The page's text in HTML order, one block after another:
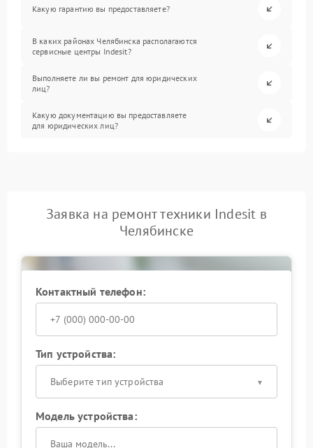
Какую гарантию вы предоставляете?
В каких районах Челябинска располагаются
сервисные центры Indesit?
Выполняете ли вы ремонт для юридических
лиц?
Какую документацию вы предоставляете
для юридических лиц?
Заявка на ремонт техники Indesit в
Челябинске
Контактный телефон:
Тип устройства:
Выберите тип устройства
Модель устройства: